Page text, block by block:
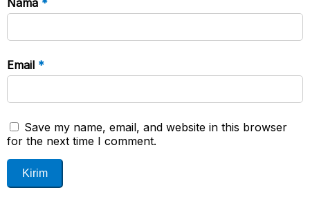
Nama *
Email *
Save my name, email, and website in this browser
for the next time I comment.